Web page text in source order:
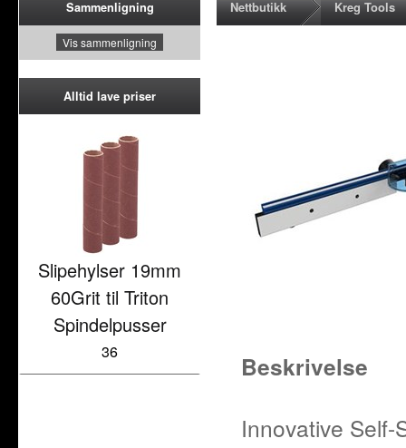
sponutkast.
NOK 3995
Sammenligning
Vis sammenligning
Alltid lave priser
Slipehylser 19mm
60Grit til Triton
Spindelpusser
36
Nettbutikk Kreg Tools
Beskrivelse
Innovative Self-